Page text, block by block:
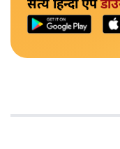
सत्य हिन्दी ऐप